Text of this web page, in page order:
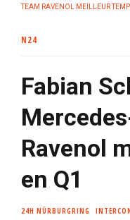
TEAM RAVENOL MEILLEUR
N24
Fabian
Ravenol
en Q1
24H NÜRBURGRING